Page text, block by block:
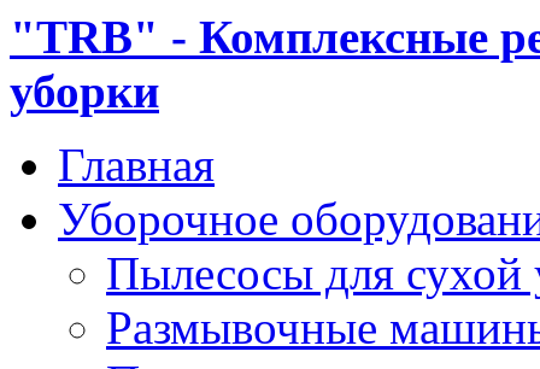
"TRB" - Комплексные
уборки
Главная
Уборочное
Пылесосы для сухой
Размывочные